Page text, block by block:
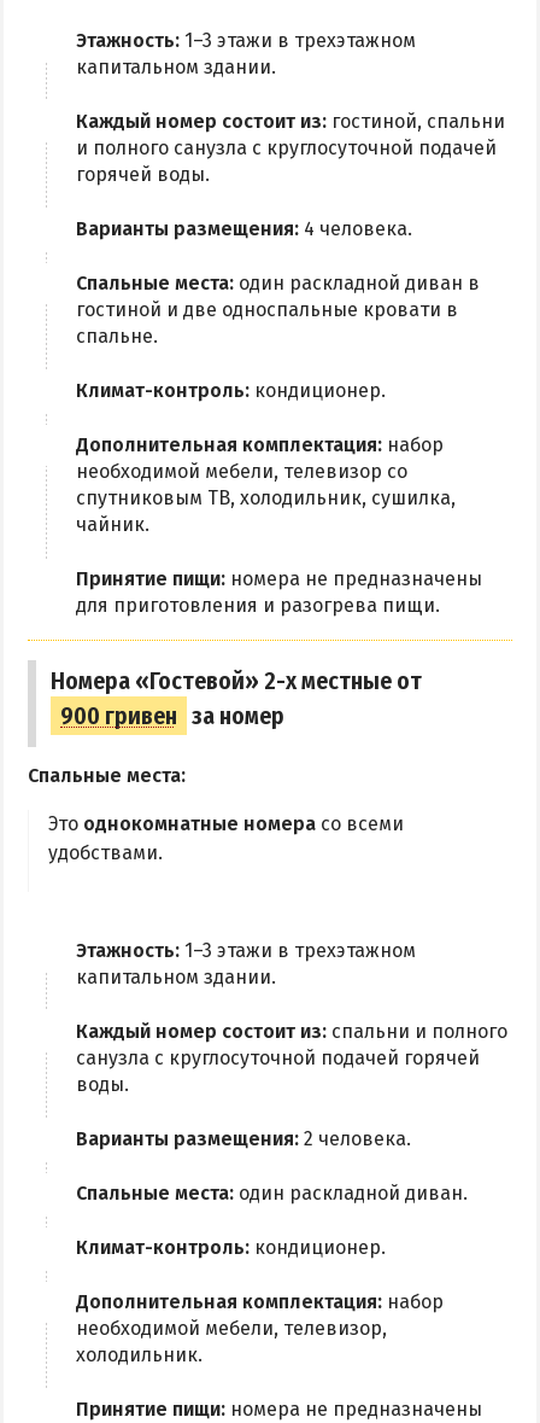
Этажность: 1–3 этажи в трехэтажном
капитальном здании.
Каждый номер состоит из: гостиной, спальни
и полного санузла с круглосуточной подачей
горячей воды.
Варианты размещения: 4 человека.
Спальные места: один раскладной диван в
гостиной и две односпальные кровати в
спальне.
Климат-контроль: кондиционер.
Дополнительная комплектация: набор
необходимой мебели, телевизор со
спутниковым ТВ, холодильник, сушилка,
чайник.
Принятие пищи: номера не предназначены
для приготовления и разогрева пищи.
Номера «Гостевой» 2-х местные от
900 гривен за номер
Спальные места:
Это однокомнатные номера со всеми
удобствами.
Этажность: 1–3 этажи в трехэтажном
капитальном здании.
Каждый номер состоит из: спальни и полного
санузла с круглосуточной подачей горячей
воды.
Варианты размещения: 2 человека.
Спальные места: один раскладной диван.
Климат-контроль: кондиционер.
Дополнительная комплектация: набор
необходимой мебели, телевизор,
холодильник.
Принятие пищи: номера не предназначены